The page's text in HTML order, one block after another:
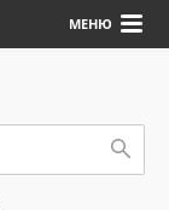
МЕНЮ